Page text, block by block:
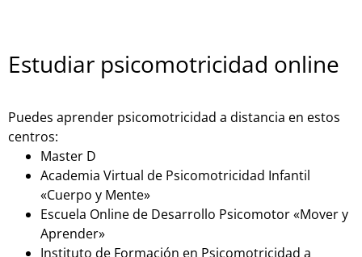
Estudiar psicomotricidad online
Puedes aprender psicomotricidad a distancia en estos
centros:
Master D
Academia Virtual de Psicomotricidad Infantil
«Cuerpo y Mente»
Escuela Online de Desarrollo Psicomotor «Mover y
Aprender»
Instituto de Formación en Psicomotricidad a